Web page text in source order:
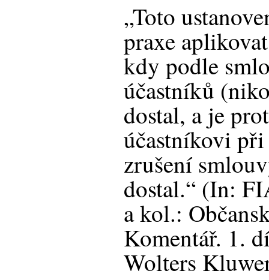
„Toto
praxe
kdy podle
účastníků
dostal, a je
účastníkovi
zrušení
dostal.“ (In:
a kol.:
Komentář. 1.
Wolters